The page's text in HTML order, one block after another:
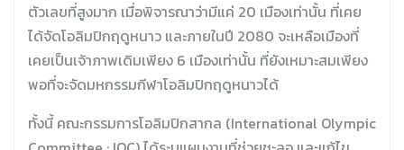
ตัวเลขที่สูงมาก เมื่อพิจารณาว่ามีแค่ 20 เมืองเท่านั้น ที่เคย
ได้จัดโอลิมปิกฤดูหนาว และภายในปี 2080 จะเหลือเมืองที่
เคยเป็นเจ้าภาพเดิมเพียง 6 เมืองเท่านั้น ที่ยังเหมาะสมเพียง
พอที่จะจัดมหกรรมกีฬาโอลิมปิกฤดูหนาวได้
ทั้งนี้ คณะกรรมการโอลิมปิกสากล (International Olympic